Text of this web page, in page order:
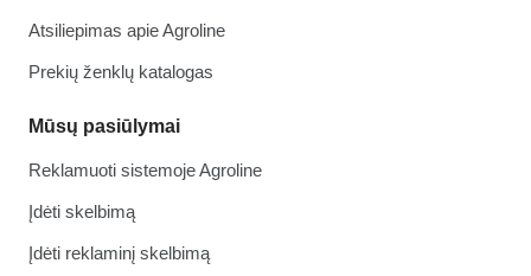
Atsiliepimas apie Agroline
Prekių ženklų katalogas
Mūsų pasiūlymai
Reklamuoti sistemoje Agroline
Įdėti skelbimą
Įdėti reklaminį skelbimą